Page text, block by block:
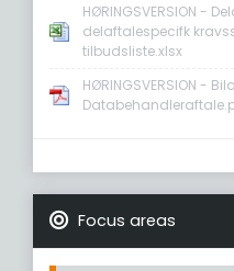
HØRINGSVERSION -
delaftalespecifk
tilbudsliste.xlsx
HØRINGSVERSION -
Focus areas